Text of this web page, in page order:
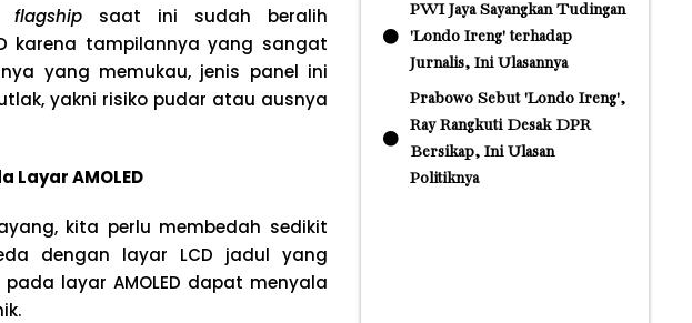
flagshipsaat ini sudah beralih
karena tampilannya yang sangat
yang memukau, jenis panel ini
yakni risiko pudar atau ausnya
AMOLED
kita perlu membedah sedikit
dengan layar LCD jadul yang
layar AMOLED dapat menyala
PWI Jaya Sayangkan Tudingan
'Londo Ireng' terhadap
Jurnalis, Ini Ulasannya
Prabowo Sebut 'Londo Ireng',
Ray Rangkuti Desak DPR
Bersikap, Ini Ulasan
Politiknya